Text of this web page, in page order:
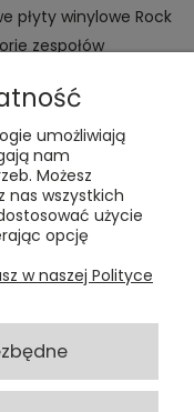
płyty winylowe Rock
zespołów
umożliwiają
nam
Możesz
nas wszystkich
użycie
opcję
w naszej Polityce